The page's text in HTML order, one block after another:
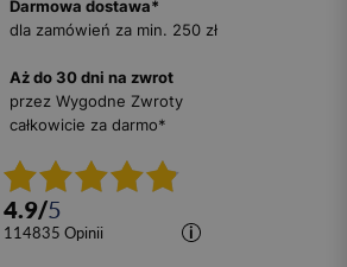
Darmowa dostawa*
dla zamówień za min. 250 zł
Aż do 30 dni na zwrot
przez Wygodne Zwroty
całkowicie za darmo*
4.9/5
114835 opinii